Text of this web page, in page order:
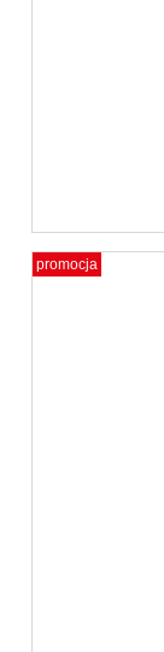
promocja